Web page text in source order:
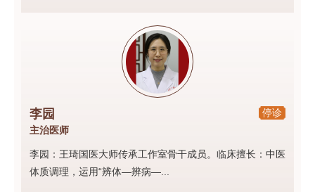
停诊
李园
主治医师
李园：王琦国医大师传承工作室骨干成员。临床擅长：中医
体质调理，运用“辨体—辨病—...